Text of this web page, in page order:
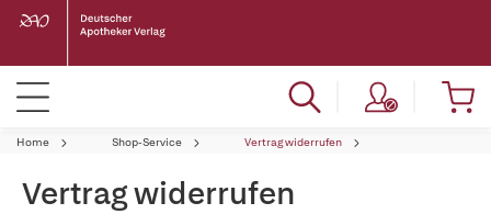
Home Shop-Service Vertrag widerrufen
Vertrag widerrufen